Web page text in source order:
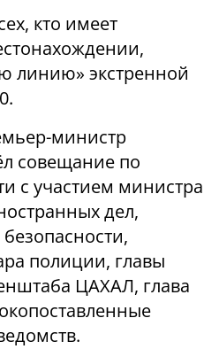
кто имеет
линию» экстренной
министр
совещание по
с участием министра
дел,
полиции, главы
ЦАХАЛ, глава